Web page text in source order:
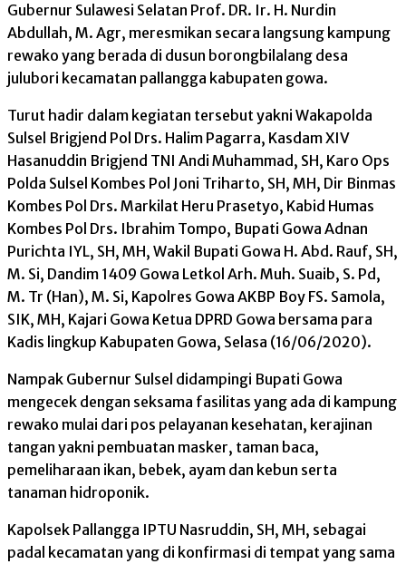
Gubernur Sulawesi Selatan Prof. DR. Ir. H. Nurdin
Abdullah, M. Agr, meresmikan secara langsung kampung
rewako yang berada di dusun borongbilalang desa
julubori kecamatan pallangga kabupaten gowa.
Turut hadir dalam kegiatan tersebut yakni Wakapolda
Sulsel Brigjend Pol Drs. Halim Pagarra, Kasdam XIV
Hasanuddin Brigjend TNI Andi Muhammad, SH, Karo Ops
Polda Sulsel Kombes Pol Joni Triharto, SH, MH, Dir Binmas
Kombes Pol Drs. Markilat Heru Prasetyo, Kabid Humas
Kombes Pol Drs. Ibrahim Tompo, Bupati Gowa Adnan
Purichta IYL, SH, MH, Wakil Bupati Gowa H. Abd. Rauf, SH,
M. Si, Dandim 1409 Gowa Letkol Arh. Muh. Suaib, S. Pd,
M. Tr (Han), M. Si, Kapolres Gowa AKBP Boy FS. Samola,
SIK, MH, Kajari Gowa Ketua DPRD Gowa bersama para
Kadis lingkup Kabupaten Gowa, Selasa (16/06/2020).
Nampak Gubernur Sulsel didampingi Bupati Gowa
mengecek dengan seksama fasilitas yang ada di kampung
rewako mulai dari pos pelayanan kesehatan, kerajinan
tangan yakni pembuatan masker, taman baca,
pemeliharaan ikan, bebek, ayam dan kebun serta
tanaman hidroponik.
Kapolsek Pallangga IPTU Nasruddin, SH, MH, sebagai
padal kecamatan yang di konfirmasi di tempat yang sama